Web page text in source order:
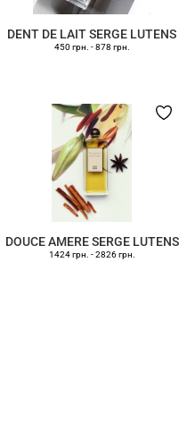
DENT DE LAIT SERGE LUTENS
450 грн. -878 грн.
DOUCE AMERE SERGE LUTENS
1424 грн. -2826 грн.